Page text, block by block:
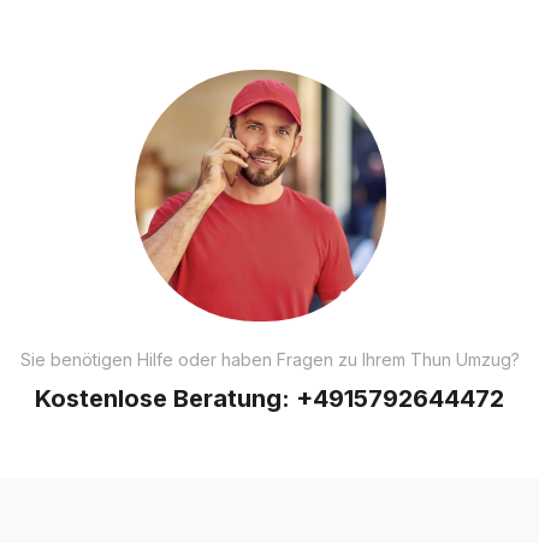
Sie benötigen Hilfe oder haben Fragen zu Ihrem Thun Umzug?
Kostenlose Beratung: +4915792644472